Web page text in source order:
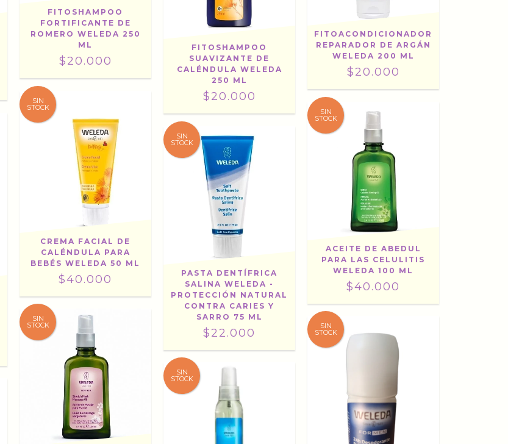
FITOSHAMPOO
FORTIFICANTE DE
ROMERO WELEDA 250
ML
$20.000
FITOSHAMPOO
SUAVIZANTE DE
CALÉNDULA WELEDA
250 ML
$20.000
FITOACONDICIONADOR
REPARADOR DE ARGÁN
WELEDA 200 ML
$20.000
SIN
STOCK
CREMA FACIAL DE
CALÉNDULA PARA
BEBÉS WELEDA 50 ML
$40.000
SIN
STOCK
PASTA DENTÍFRICA
SALINA WELEDA -
PROTECCIÓN NATURAL
CONTRA CARIES Y
SARRO 75 ML
$22.000
SIN
STOCK
ACEITE DE ABEDUL
PARA LAS CELULITIS
WELEDA 100 ML
$40.000
SIN
STOCK
SIN
STOCK
SIN
STOCK